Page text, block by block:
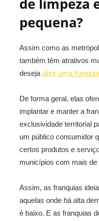
de limpeza
pequena?
Assim como as
também têm atrativos
deseja abrir uma franquia
De forma geral, elas
implantar e manter a
exclusividade territorial
um público consumidor
certos produtos e
municípios com mais de
Assim, as franquias
aquelas onde há alta
é baixo. E as franquias